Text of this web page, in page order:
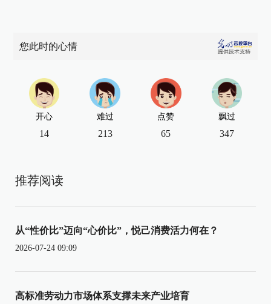
您此时的心情
开心
14
难过
213
点赞
65
飘过
347
推荐阅读
从“性价比”迈向“心价比”，悦己消费活力何在？
2026-07-24 09:09
高标准劳动力市场体系支撑未来产业培育